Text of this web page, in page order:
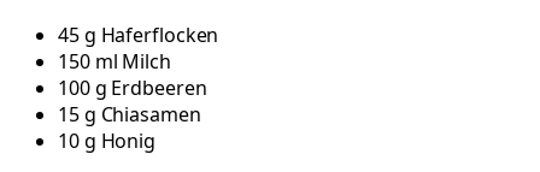
45g Haferflocken
150 ml Milch
100g Erdbeeren
15g Chiasamen
10g Honig